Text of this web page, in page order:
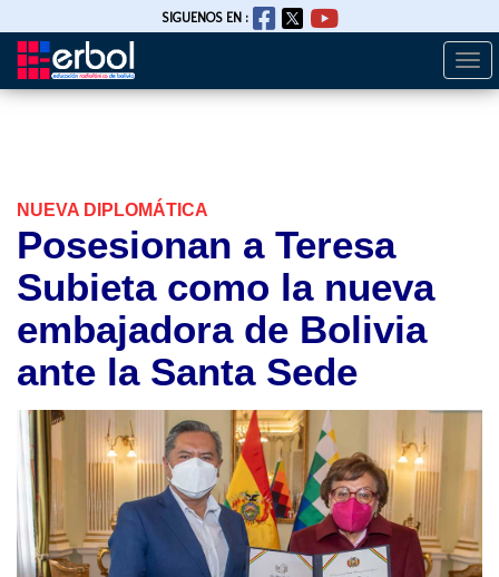
Pasar
SIGUENOS EN :
NUEVA DIPLOMÁTICA
Posesionan a Teresa
Subieta como la nueva
embajadora de Bolivia
ante la Santa Sede